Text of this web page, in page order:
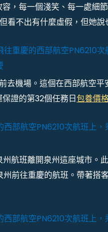
容，每一個淺笑、每一處細
看不出有什麼虛假，但她
重慶的西部航空PN6210
機場。這個在西部航空平
證的第32個任務日包養價
部航空PN6210次航班上
航班離開泉州這座城市。
州前往重慶的航班。帶著搭
部航空PN6210次航班上